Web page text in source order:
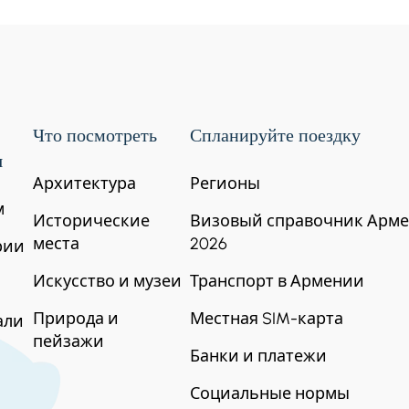
дорога и горячий гейзерный
Что посмотреть
Архитектура
Исторические
места
Искусство и музеи
Природа и
пейзажи
Спланируйте поездку
Регионы
Визовый справочник
2026
Транспорт в Армении
Местная SIM-карта
Банки и платежи
Социальные нормы